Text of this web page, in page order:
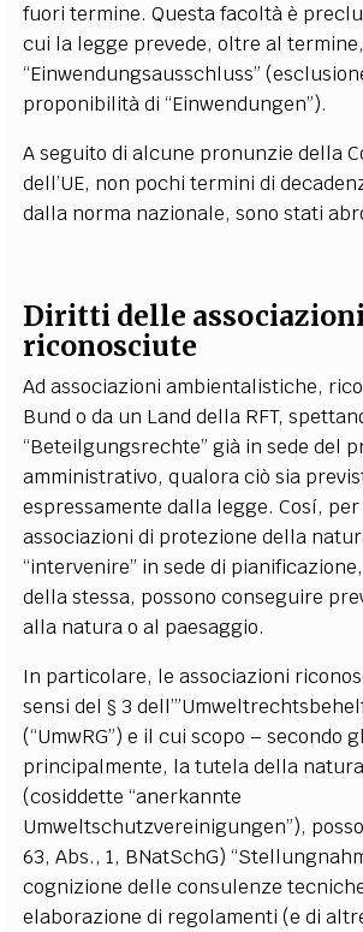
fuori termine. Questa facoltà è
cui la legge prevede, oltre al
“Einwendungsausschluss”
proponibilità di “Einwendungen”).
A seguito di alcune pronunzie della
dell’UE, non pochi termini di
dalla norma nazionale, sono stati
Diritti delle associazioni
riconosciute
Ad associazioni ambientalistiche,
Bund o da un Land della RFT,
“Beteilgungsrechte” già in sede del
amministrativo, qualora ciò sia
espressamente dalla legge. Cosí, per
associazioni di protezione della
“intervenire” in sede di
della stessa, possono conseguire
alla natura o al paesaggio.
In particolare, le associazioni
sensi del § 3
(“UmwRG”) e il cui scopo – secondo
principalmente, la tutela della
(cosiddette “anerkannte
Umweltschutzvereinigungen”),
63, Abs., 1, BNatSchG)
cognizione delle consulenze
elaborazione di regolamenti (e di